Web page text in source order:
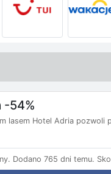
-54%
lasem Hotel Adria
Dodano 765 dni temu.